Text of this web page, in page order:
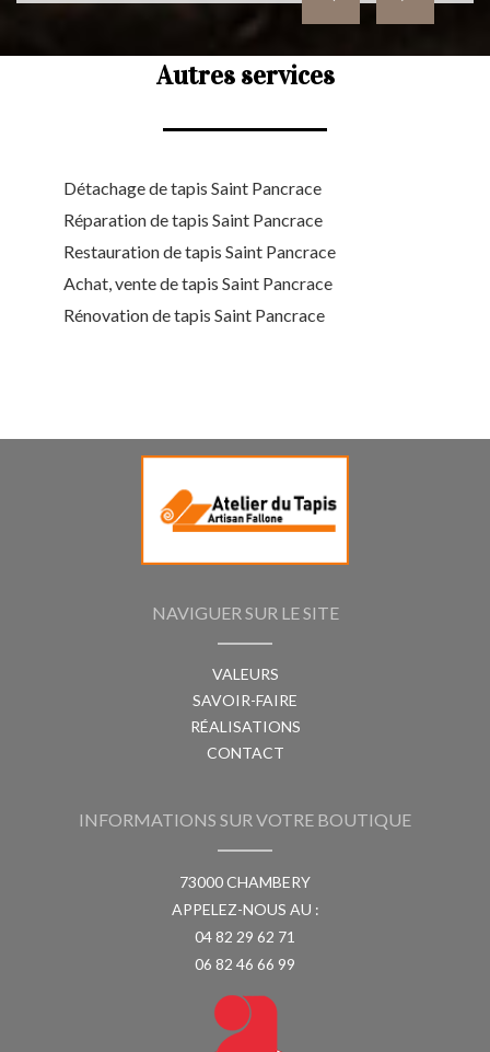
Autres services
Détachage de tapis Saint Pancrace
Réparation de tapis Saint Pancrace
Restauration de tapis Saint Pancrace
Achat, vente de tapis Saint Pancrace
Rénovation de tapis Saint Pancrace
NAVIGUER SUR LE SITE
VALEURS
SAVOIR-FAIRE
RÉALISATIONS
CONTACT
INFORMATIONS SUR VOTRE BOUTIQUE
73000 CHAMBERY
APPELEZ-NOUS AU :
04 82 29 62 71
06 82 46 66 99